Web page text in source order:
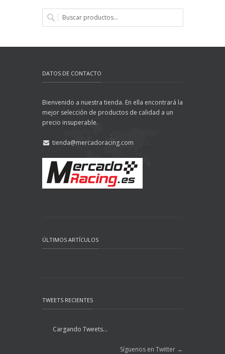
DATOS DE CONTACTO
Bienvenido a nuestra tienda. En ella encontrará la
mejor selección de productos de calidad a un
precio insuperable.
tienda@mercadoracing.com
ÚLTIMOS ARTÍCULOS
TWEETS RECIENTES
Cargando Tweets...
Síguenos en Twitter →